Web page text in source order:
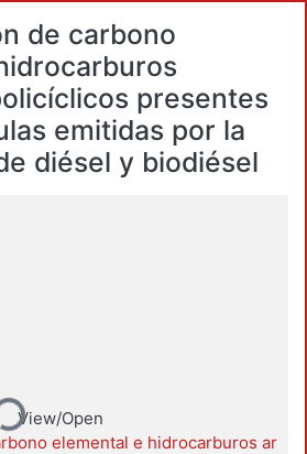
de carbono
presentes
emitidas por la
diésel y biodiésel
View/Open
elemental e hidrocarburos ar